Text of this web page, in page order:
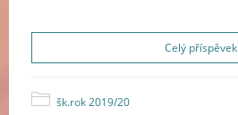
Celý příspěvek
šk.rok 2019/20